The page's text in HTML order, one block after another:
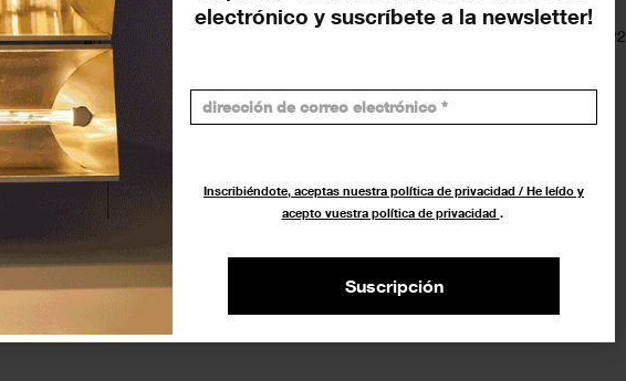
electrónico y suscríbete a la newsletter!
Inscribiéndote, aceptas nuestra política de privacidad / He leído y
acepto vuestra política de privacidad .
Suscripción
14 MAYO 2023
22 ABRIL 2022